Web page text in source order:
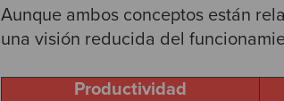
Aunque ambos conceptos están
una visión reducida del
Productividad